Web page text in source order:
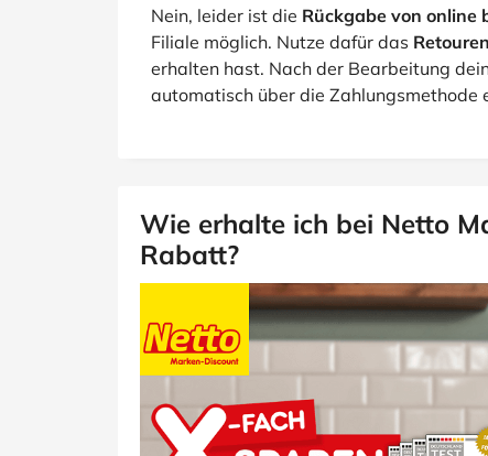
Nein, leider ist die Rückgabe von online
Filiale möglich. Nutze dafür das
erhalten hast. Nach der Bearbeitung
automatisch über die
Wie erhalte ich bei Netto
Rabatt?